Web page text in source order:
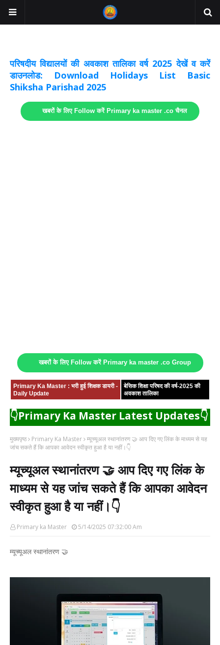
परिषदीय विद्यालयों की अवकाश तालिका वर्ष 2025 देखें व करें
डाउनलोड: Download Holidays List Basic
Shiksha Parishad 2025
खबरों के लिए Follow करें Primary ka master .co चैनल
खबरों के लिए Follow करें Primary ka master .co Group
Primary Ka Master : भरी हुई शिक्षक डायरी -
Daily Update
बेसिक शिक्षा परिषद की वर्ष-2025 की
अवकाश तालिका
👇Primary Ka Master Latest Updates👇
मुख्यपृष्ठ Primary Ka Master म्यूच्यूअल स्थानांतरण 🤝 आप दिए गए लिंक के माध्यम से यह
जांच सकते हैं कि आपका आवेदन स्वीकृत हुआ है या नहीं।👇
म्यूच्यूअल स्थानांतरण 🤝 आप दिए गए लिंक के
माध्यम से यह जांच सकते हैं कि आपका आवेदन
स्वीकृत हुआ है या नहीं।👇
Primary ka Master 5/14/2025 07:32:00 Am
म्यूच्यूअल स्थानांतरण 🤝